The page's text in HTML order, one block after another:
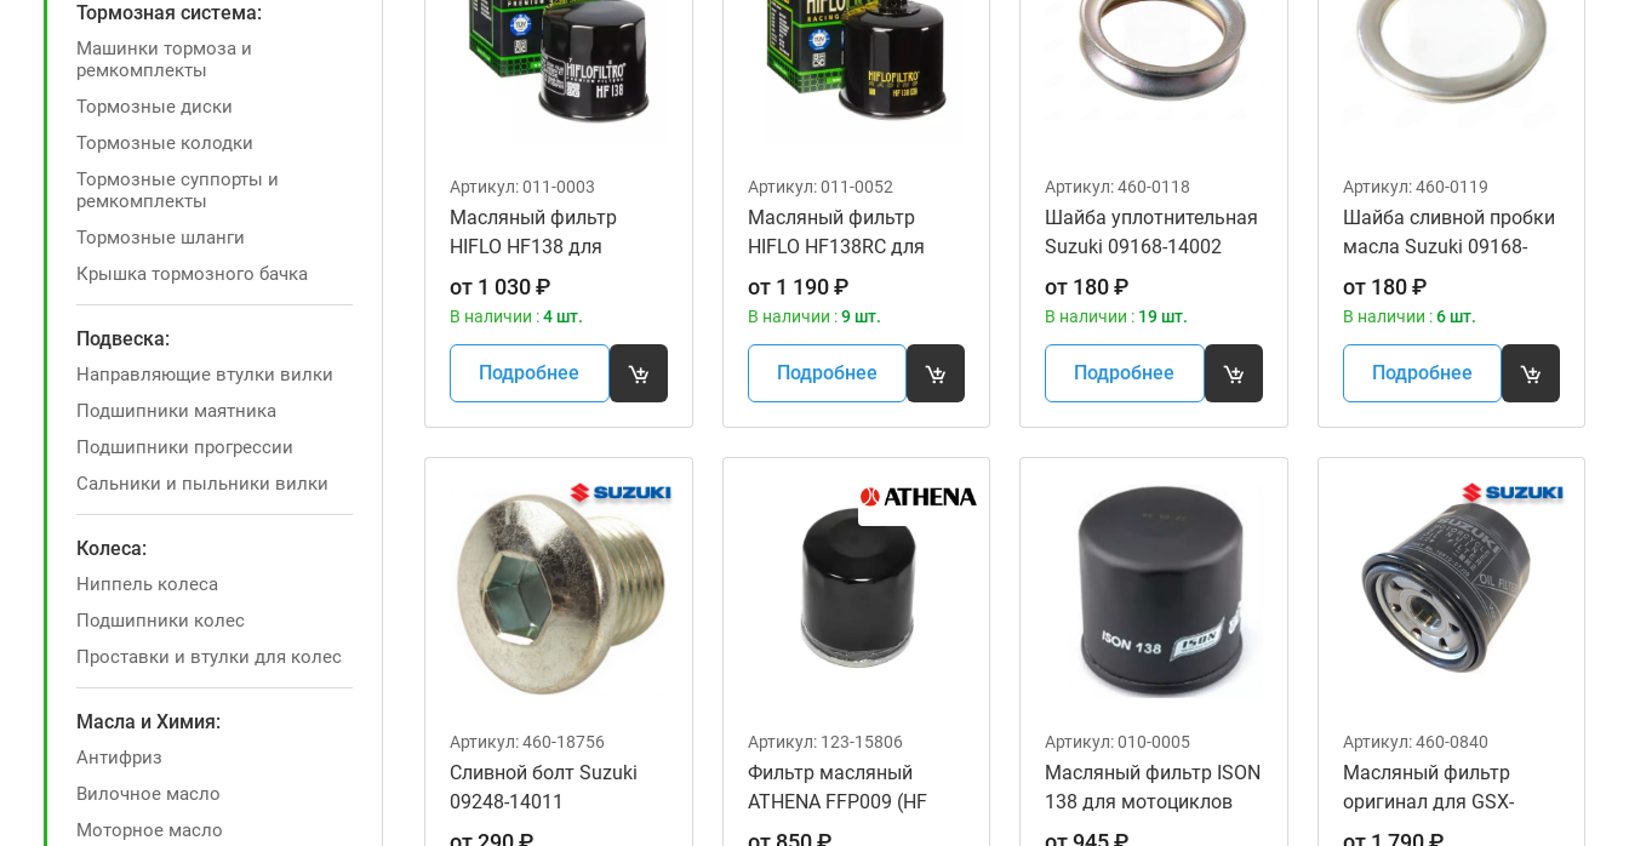
Тормозная система:
Машинки тормоза и
ремкомплекты
Тормозные диски
Тормозные колодки
Тормозные суппорты и
ремкомплекты
Тормозные шланги
Крышка тормозного бачка
Подвеска:
Направляющие втулки вилки
Подшипники маятника
Подшипники прогрессии
Сальники и пыльники вилки
Колеса:
Ниппель колеса
Подшипники колес
Проставки и втулки для колес
Масла и Химия:
Антифриз
Вилочное масло
Моторное масло
Артикул:011-0003
Масляный фильтр
HIFLO HF138 для
мотоциклов
от 1 030₽
В наличии :4 шт.
Подробнее
Артикул:011-0052
Масляный фильтр
HIFLO HF138RC для
мотоциклов
от 1 190₽
В наличии :9 шт.
Подробнее
Артикул:460-0118
Шайба уплотнительная
Suzuki 09168-14002
13.8X18.8X4.8
от 180₽
В наличии : 19 шт.
Подробнее
Артикул:460-0119
Шайба сливной пробки
масла Suzuki 09168-
14004 14X19.2X2
от 180₽
В наличии :6 шт.
Подробнее
Артикул:460-18756
Сливной болт Suzuki
09248-14011
Артикул: 123-15806
Фильтр масляный
ATHENA FFP009 (HF
138)
Артикул:010-0005
Масляный фильтр ISON
138 для мотоциклов
Артикул:460-0840
Масляный фильтр
оригинал для GSX-
R,VZR,VLR, KingQuad